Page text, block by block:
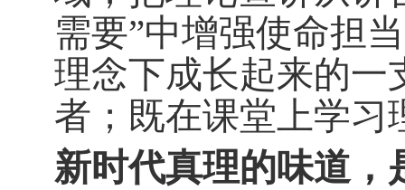
需要”中增强使命担
理念下成长起来的一
者；既在课堂上学习
新时代真理的味道，